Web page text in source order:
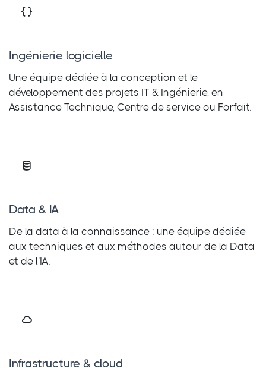
Ingénierie logicielle
Une équipe dédiée à la conception et le
développement des projets IT & Ingénierie, en
Assistance Technique, Centre de service ou Forfait.
Data & IA
De la data à la connaissance : une équipe dédiée
aux techniques et aux méthodes autour de la Data
et de l'IA.
Infrastructure & cloud